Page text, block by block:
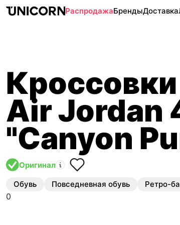
РаспродажаБрендыДоставка
Кроссовки
Air Jordan
"Canyon
Оригинал
Обувь Повседневная обувь Ретро-
0